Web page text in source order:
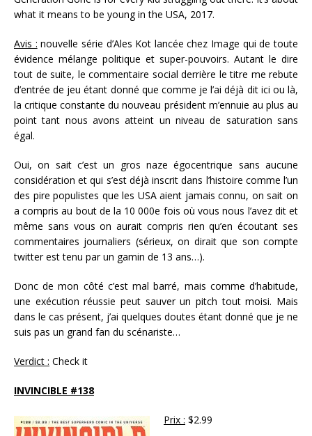
what it means to be young in the USA, 2017.
Avis : nouvelle série d’Ales Kot lancée chez Image qui de toute
évidence mélange politique et super-pouvoirs. Autant le dire
tout de suite, le commentaire social derrière le titre me rebute
d’entrée de jeu étant donné que comme je l’ai déjà dit ici ou là,
la critique constante du nouveau président m’ennuie au plus au
point tant nous avons atteint un niveau de saturation sans
égal.
Oui, on sait c’est un gros naze égocentrique sans aucune
considération et qui s’est déjà inscrit dans l’histoire comme l’un
des pire populistes que les USA aient jamais connu, on sait on
a compris au bout de la 10 000e fois où vous nous l’avez dit et
même sans vous on aurait compris rien qu’en écoutant ses
commentaires journaliers (sérieux, on dirait que son compte
twitter est tenu par un gamin de 13 ans…).
Donc de mon côté c’est mal barré, mais comme d’habitude,
une exécution réussie peut sauver un pitch tout moisi. Mais
dans le cas présent, j’ai quelques doutes étant donné que je ne
suis pas un grand fan du scénariste…
Verdict : Check it
INVINCIBLE #138
Prix : $2.99